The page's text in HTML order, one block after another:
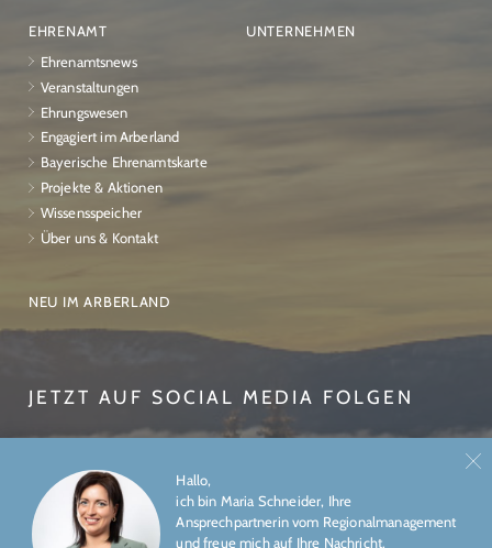
Hallo,
ich bin Maria Schneider, Ihre
Ansprechpartnerin vom Regionalmanagement
und freue mich auf Ihre Nachricht.
EHRENAMT
Ehrenamtsnews
Veranstaltungen
Ehrungswesen
Engagiert im Arberland
Bayerische Ehrenamtskarte
Projekte & Aktionen
Wissensspeicher
Über uns & Kontakt
UNTERNEHMEN
NEU IM ARBERLAND
JETZT AUF SOCIAL MEDIA FOLGEN